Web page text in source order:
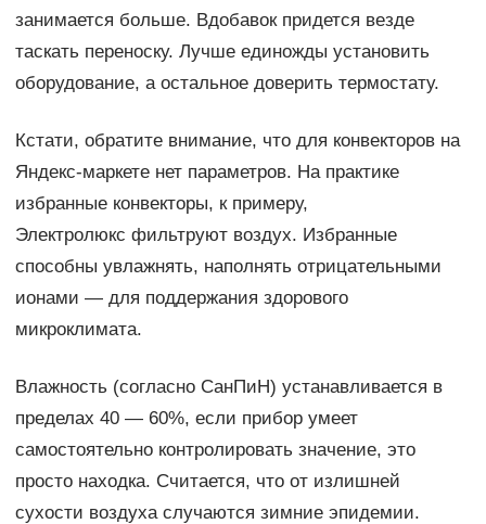
занимается больше. Вдобавок придется везде
таскать переноску. Лучше единожды установить
оборудование, а остальное доверить термостату.
Кстати, обратите внимание, что для конвекторов на
Яндекс-маркете нет параметров. На практике
избранные конвекторы, к примеру,
Электролюкс фильтруют воздух. Избранные
способны увлажнять, наполнять отрицательными
ионами — для поддержания здорового
микроклимата.
Влажность (согласно СанПиН) устанавливается в
пределах 40 — 60%, если прибор умеет
самостоятельно контролировать значение, это
просто находка. Считается, что от излишней
сухости воздуха случаются зимние эпидемии.